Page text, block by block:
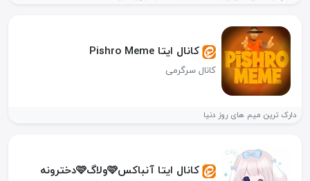
کانال ایتا Pishro Meme
کانال سرگرمی
دارک ترین میم های روز دنیا
کانال ایتا آنباکس🩷ولاگ🩷دخترونه